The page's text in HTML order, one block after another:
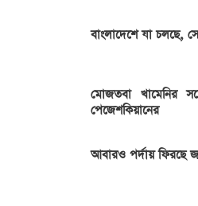
বাংলাদেশে যা চলছে,
মোজতবা খামেনির
পেজেশকিয়ানের
আবারও পর্দায় ফিরছে